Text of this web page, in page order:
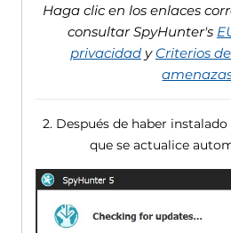
Haga clic en los enlaces
consultar SpyHunter's
privacidady Criterios
2. Después de haber
que se actualice